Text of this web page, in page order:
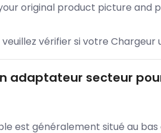
original product picture
vérifier si votre
adaptateur secteur
est généralement situé au